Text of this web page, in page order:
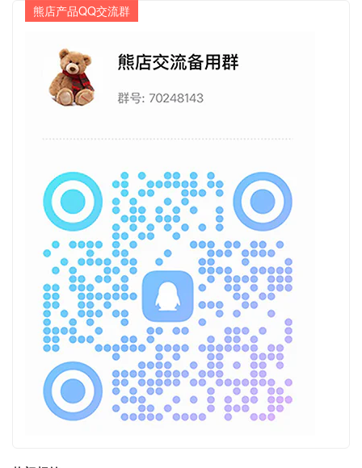
熊店产品QQ交流群